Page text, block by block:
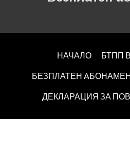
НАЧАЛО БТПП
БЕЗПЛАТЕН
ДЕКЛАРАЦИЯ ЗА